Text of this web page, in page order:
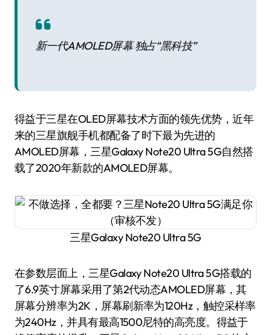
新一代AMOLED屏幕 独占“黑科技”
得益于三星在OLED屏幕技术方面的领先优势，近年
来的三星旗舰手机都配备了时下最为先进的
AMOLED屏幕，三星Galaxy Note20 Ultra 5G自然搭
载了2020年新款的AMOLED屏幕。
三星Galaxy Note20 Ultra 5G
在参数层面上，三星Galaxy Note20 Ultra 5G搭载的
了6.9英寸屏幕采用了第2代动态AMOLED屏幕，其
屏幕分辨率为2K，屏幕刷新率为120Hz，触控采样率
为240Hz，并具有最高1500尼特的高亮度。得益于